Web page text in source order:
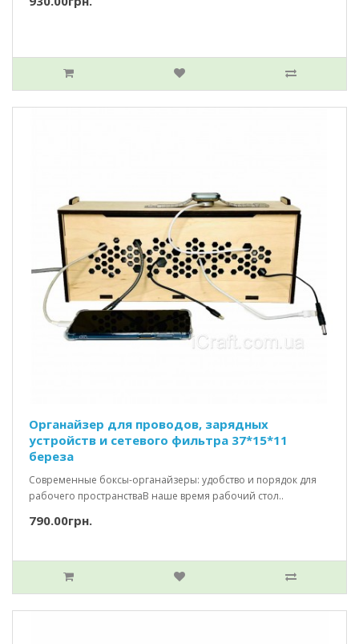
Органайзер для проводов, зарядных
устройств и сетевого фильтра 37*15*11
береза
Современные боксы-органайзеры: удобство и порядок для
рабочего пространстваВ наше время рабочий стол..
790.00грн.